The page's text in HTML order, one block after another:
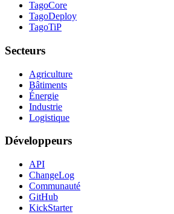
TagoCore
TagoDeploy
TagoTiP
Secteurs
Agriculture
Bâtiments
Énergie
Industrie
Logistique
Développeurs
API
ChangeLog
Communauté
GitHub
KickStarter